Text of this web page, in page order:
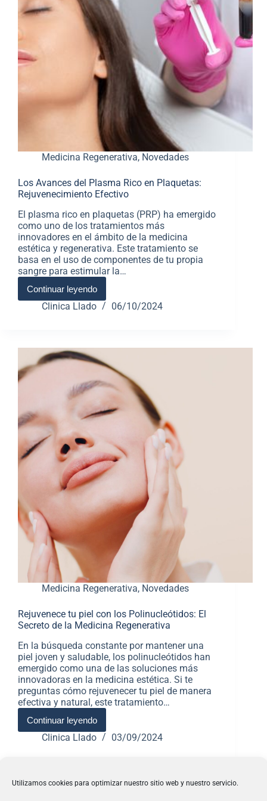
Utilizamos cookies para optimizar nuestro sitio web y nuestro servicio.
Medicina Regenerativa, Novedades
Los Avances del Plasma Rico en Plaquetas:
Rejuvenecimiento Efectivo
El plasma rico en plaquetas (PRP) ha emergido
como uno de los tratamientos más
innovadores en el ámbito de la medicina
estética y regenerativa. Este tratamiento se
basa en el uso de componentes de tu propia
sangre para estimular la…
Continuar leyendo
Clinica Llado 06/10/2024
Medicina Regenerativa, Novedades
Rejuvenece tu piel con los Polinucleótidos: El
Secreto de la Medicina Regenerativa
En la búsqueda constante por mantener una
piel joven y saludable, los polinucleótidos han
emergido como una de las soluciones más
innovadoras en la medicina estética. Si te
preguntas cómo rejuvenecer tu piel de manera
efectiva y natural, este tratamiento…
Continuar leyendo
Clinica Llado 03/09/2024